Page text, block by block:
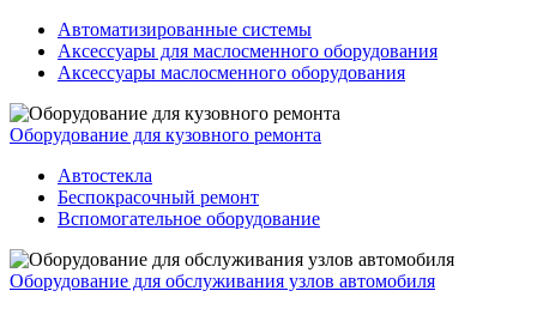
Автоматизированные системы
Аксессуары для маслосменного оборудования
Аксессуары маслосменного оборудования
Оборудование для кузовного ремонта
Автостекла
Беспокрасочный ремонт
Вспомогательное оборудование
Оборудование для обслуживания узлов автомобиля